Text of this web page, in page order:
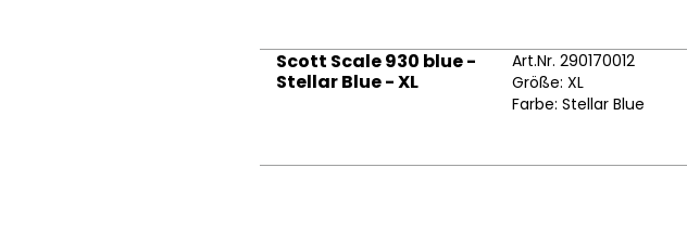
Scott Scale 930 blue -
Stellar Blue - XL
Art.Nr. 290170012
Größe: XL
Farbe: Stellar Blue